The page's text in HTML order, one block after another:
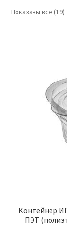
Показаны все (19)
Контейнер
ПЭТ